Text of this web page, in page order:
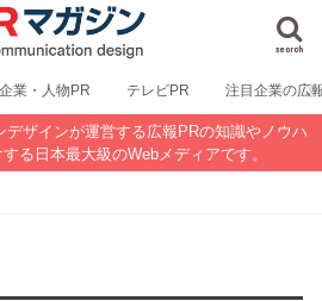
search
企業・人物PR テレビPR 注目企業の広
デザインが運営する広報PRの知識やノウハ
る日本最大級のWebメディアです。